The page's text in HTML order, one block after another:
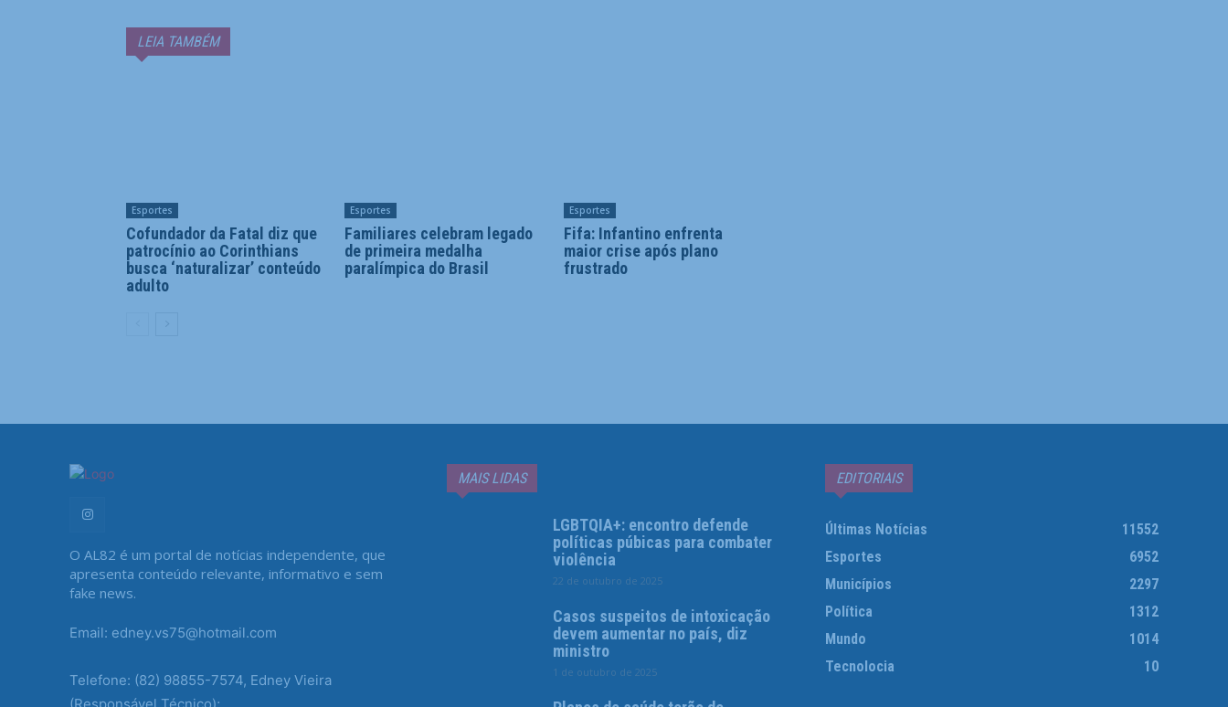
LEIA TAMBÉM
Esportes
Cofundador da Fatal diz que
patrocínio ao Corinthians
busca ‘naturalizar’ conteúdo
adulto
Esportes
Familiares celebram legado
de primeira medalha
paralímpica do Brasil
Esportes
Fifa: Infantino enfrenta
maior crise após plano
frustrado
O AL82 é um portal de notícias independente, que
apresenta conteúdo relevante, informativo e sem
fake news.
Email: edney.vs75@hotmail.com
Telefone: (82) 98855-7574, Edney Vieira
MAIS LIDAS
LGBTQIA+: encontro defende
políticas púbicas para combater
violência
22 de outubro de 2025
Casos suspeitos de intoxicação
devem aumentar no país, diz
ministro
1 de outubro de 2025
EDITORIAIS
Últimas Notícias
11552
Esportes
6952
Municípios
2297
Política
1312
Mundo
1014
Tecnolocia
10